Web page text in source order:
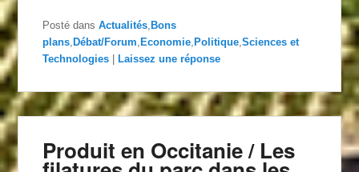
Posté dans Actualités ,Bons
plans ,Débat/Forum ,Economie ,Politique ,Sciences et
Technologies |Laissez une réponse
Produit en Occitanie / Les